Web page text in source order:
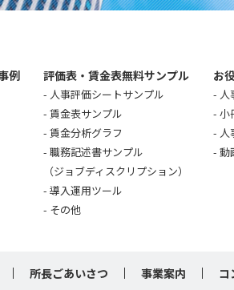
例 評価表・賃金表無料サンプル
人事評価シートサンプル
賃金表サンプル
賃金分析グラフ
職務記述書サンプル
（ジョブディスクリプション）
導入運用ツール
その他
お
人
小
人
動
所長ごあいさつ 事業案内 コ